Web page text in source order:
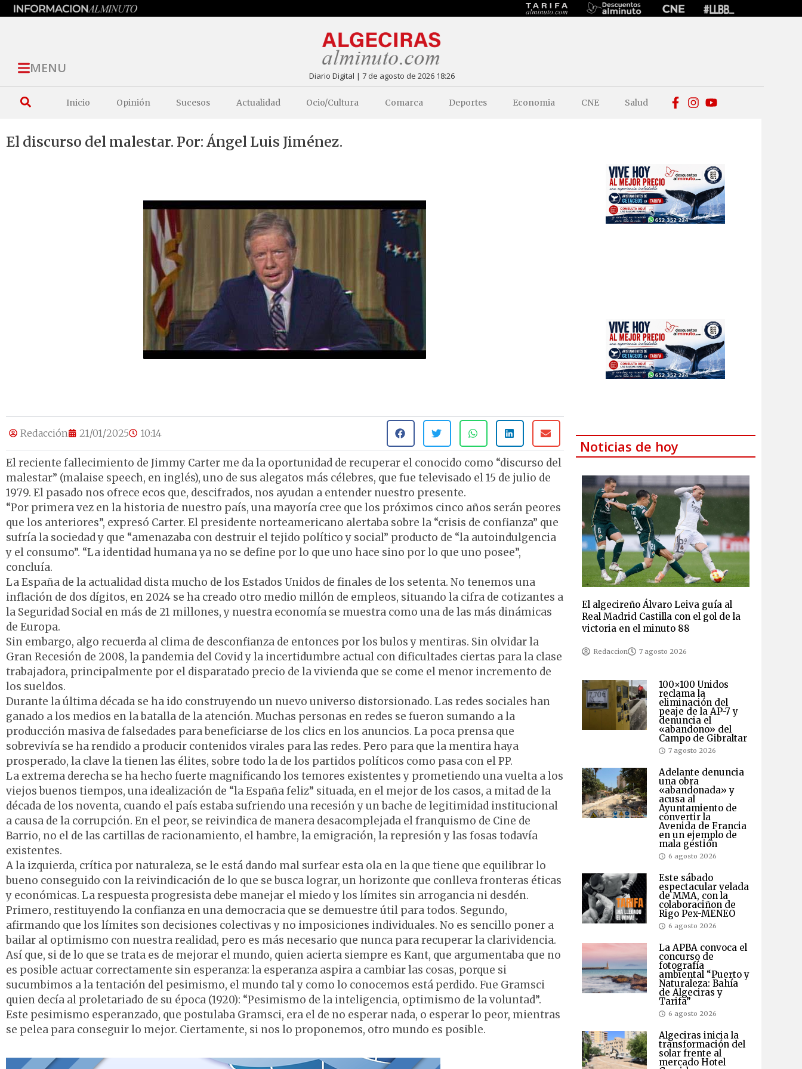
MENU Diario Digital | 7 de agosto de 2026 18:26
Inicio Opinión Sucesos Actualidad Ocio/Cultura Comarca Deportes Economia CNE Salud
El discurso del malestar. Por: Ángel Luis Jiménez.
Redacción 21/01/2025 10:14
El reciente fallecimiento de Jimmy Carter me da la oportunidad de recuperar el conocido como “discurso del
malestar” (malaise speech, en inglés), uno de sus alegatos más célebres, que fue televisado el 15 de julio de
1979. El pasado nos ofrece ecos que, descifrados, nos ayudan a entender nuestro presente.
“Por primera vez en la historia de nuestro país, una mayoría cree que los próximos cinco años serán peores
que los anteriores”, expresó Carter. El presidente norteamericano alertaba sobre la “crisis de confianza” que
sufría la sociedad y que “amenazaba con destruir el tejido político y social” producto de “la autoindulgencia
y el consumo”. “La identidad humana ya no se define por lo que uno hace sino por lo que uno posee”,
concluía.
La España de la actualidad dista mucho de los Estados Unidos de finales de los setenta. No tenemos una
inflación de dos dígitos, en 2024 se ha creado otro medio millón de empleos, situando la cifra de cotizantes a
la Seguridad Social en más de 21 millones, y nuestra economía se muestra como una de las más dinámicas
de Europa.
Sin embargo, algo recuerda al clima de desconfianza de entonces por los bulos y mentiras. Sin olvidar la
Gran Recesión de 2008, la pandemia del Covid y la incertidumbre actual con dificultades ciertas para la clase
trabajadora, principalmente por el disparatado precio de la vivienda que se come el menor incremento de
los sueldos.
Durante la última década se ha ido construyendo un nuevo universo distorsionado. Las redes sociales han
ganado a los medios en la batalla de la atención. Muchas personas en redes se fueron sumando a la
producción masiva de falsedades para beneficiarse de los clics en los anuncios. La poca prensa que
sobrevivía se ha rendido a producir contenidos virales para las redes. Pero para que la mentira haya
prosperado, la clave la tienen las élites, sobre todo la de los partidos políticos como pasa con el PP.
La extrema derecha se ha hecho fuerte magnificando los temores existentes y prometiendo una vuelta a los
viejos buenos tiempos, una idealización de “la España feliz” situada, en el mejor de los casos, a mitad de la
década de los noventa, cuando el país estaba sufriendo una recesión y un bache de legitimidad institucional
a causa de la corrupción. En el peor, se reivindica de manera desacomplejada el franquismo de Cine de
Barrio, no el de las cartillas de racionamiento, el hambre, la emigración, la represión y las fosas todavía
existentes.
A la izquierda, crítica por naturaleza, se le está dando mal surfear esta ola en la que tiene que equilibrar lo
bueno conseguido con la reivindicación de lo que se busca lograr, un horizonte que conlleva fronteras éticas
y económicas. La respuesta progresista debe manejar el miedo y los límites sin arrogancia ni desdén.
Primero, restituyendo la confianza en una democracia que se demuestre útil para todos. Segundo,
afirmando que los límites son decisiones colectivas y no imposiciones individuales. No es sencillo poner a
bailar al optimismo con nuestra realidad, pero es más necesario que nunca para recuperar la clarividencia.
Así que, si de lo que se trata es de mejorar el mundo, quien acierta siempre es Kant, que argumentaba que no
es posible actuar correctamente sin esperanza: la esperanza aspira a cambiar las cosas, porque si
sucumbimos a la tentación del pesimismo, el mundo tal y como lo conocemos está perdido. Fue Gramsci
quien decía al proletariado de su época (1920): “Pesimismo de la inteligencia, optimismo de la voluntad”.
Este pesimismo esperanzado, que postulaba Gramsci, era el de no esperar nada, o esperar lo peor, mientras
se pelea para conseguir lo mejor. Ciertamente, si nos lo proponemos, otro mundo es posible.
Noticias de hoy
El algecireño Álvaro Leiva guía al
Real Madrid Castilla con el gol de la
victoria en el minuto 88
Redaccion 7 agosto 2026
100×100 Unidos
reclama la
eliminación del
peaje de la AP-7 y
denuncia el
«abandono» del
Campo de Gibraltar
7 agosto 2026
Adelante denuncia
una obra
«abandonada» y
acusa al
Ayuntamiento de
convertir la
Avenida de Francia
en un ejemplo de
mala gestión
6 agosto 2026
Este sábado
espectacular velada
de MMA, con la
colaboraciñon de
Rigo Pex-MENEO
6 agosto 2026
La APBA convoca el
concurso de
fotografía
ambiental “Puerto y
Naturaleza: Bahía
de Algeciras y
Tarifa”
6 agosto 2026
Algeciras inicia la
transformación del
solar frente al
mercado Hotel